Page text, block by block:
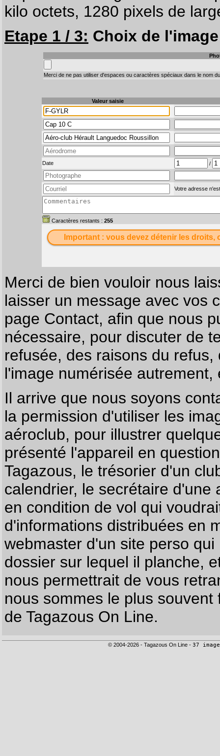
kilo octets, 1280 pixels de
Etape 1 / 3: Choix de
Merci de ne pas utiliser d'espaces ou caractères spéciaux dans le nom
Valeur saisie
Date /
Votre adresse
Caractères restants : 255
Important : vous devez détenir les
Merci de bien vouloir nous
laisser un message avec vos
page Contact, afin que nous
nécessaire, pour discuter de
refusée, des raisons du
l'image numérisée autrement,
Il arrive que nous soyons
la permission d'utiliser les
aéroclub, pour illustrer
présenté l'appareil en
Tagazous, le trésorier d'un
calendrier, le secrétaire
en condition de vol qui
d'informations distribuées en
webmaster d'un site perso
dossier sur lequel il planche,
nous permettrait de vous
nous sommes le plus
de Tagazous On Line.
© 2004-2026 - Tagazous On Line - 37